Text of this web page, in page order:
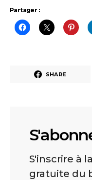
Partager :
SHARE
S'inscrire à
gratuite du